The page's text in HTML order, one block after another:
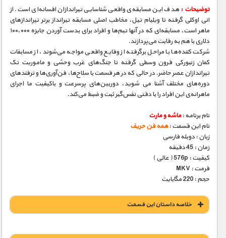
توضیحات :هدف این مسابقه‌ی واقعی شناسایی تیراندازان افسانه‌ای است. از
انی اوکلی گرفته تا ویلیام تیل، مخاطب اصلی مسابقه تیرانداز برتر تیراندازهای
ماهر است، مسابقه‌ای که در آنها تیم‌ها و افراد برای بدست آوردن جایزه ۱۰۰،۰۰۰
دلاری با هم به رقابت می‌پردازند.
شرکت کننده‌ها با مراحل برگرفته از وقایع واقعی مواجه می‌شوند، از مسابقات
کمان زنبورکی قرون وسطی گرفته تا جنگ‌های غرب وحشی و ماموریت تک
تیراندازان عصر حاضر. در حالی که در هر قسمت با سلاح‌ها، فن‌آوری‌ها و ترفندهای
دوره‌های مختلف آشنا می شوید، دوربین‌های پرسرعت و باکیفیت ما اجرای
ماهرانه‌ی این افراد را با دقتی نفس‌گیر ثبت و ضبط می‌کند.
نام برنامه :ماشه و مارت
نام این قسمت :همه فن حریف
زبان : دوبله فارسی
زمان : 45 دقیقه
کیفیت : 576p ( عالی )
فرمت : MKV
حجم : 220 مگابایت
خلاصه داستان این قسمت